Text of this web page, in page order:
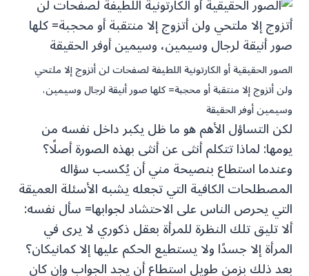
الصور الحقيقية أو الكارتونية اللطيفة لصفحات لن أتزوج إلا ملتحي
ولن أتزوج إلا منتقبة أو محجبة= كلها صور أنيقة لرجال وسيمين،
وسيمين أوفر الحقيقة
لكن التساؤل الأهم هو ما ظل يكبر داخل نفسه من
يومها: لماذا تتكلم أنثى عن أنثى بهذه الصورة أصلًا؟
وعندما استطاع بنصيحة مني أن يُكسب سؤاله
المصطلحات الكافية التي تجعله يشبه الأسئلة العميقة
التي يحرص الناس على الاحتشاد لجوابها= سأل نفسه:
ألا تليق تلك النظرة للمرأة بعقل ذكوري لا يرى في
المرأة إلا جسدًا ولا يستطيع الحكم عليها إلا كمانيكان؟
بعد ذلك بزمن طويل استطاع أن يجد الجواب وإن كان